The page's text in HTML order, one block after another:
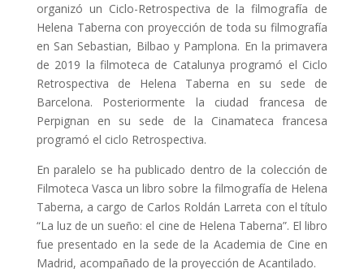
organizó un Ciclo-Retrospectiva de la filmografía de
Helena Taberna con proyección de toda su filmografía
en San Sebastian, Bilbao y Pamplona. En la primavera
de 2019 la filmoteca de Catalunya programó el Ciclo
Retrospectiva de Helena Taberna en su sede de
Barcelona. Posteriormente la ciudad francesa de
Perpignan en su sede de la Cinamateca francesa
programó el ciclo Retrospectiva.
En paralelo se ha publicado dentro de la colección de
Filmoteca Vasca un libro sobre la filmografía de Helena
Taberna, a cargo de Carlos Roldán Larreta con el título
“La luz de un sueño: el cine de Helena Taberna”. El libro
fue presentado en la sede de la Academia de Cine en
Madrid, acompañado de la proyección de Acantilado.